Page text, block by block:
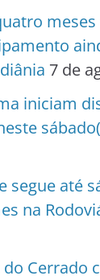
meses
7 de
iniciam
segue até
na
do Cerrado